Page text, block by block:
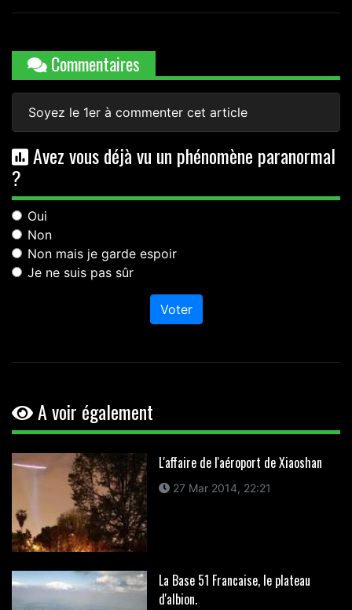
Commentaires
Soyez le 1er à commenter cet article
Avez vous déjà vu un phénomène paranormal
?
Oui
Non
Non mais je garde espoir
Je ne suis pas sûr
Voter
A voir également
L'affaire de l'aéroport de Xiaoshan
27 Mar 2014, 22:21
La Base 51 Francaise, le plateau
d'albion.